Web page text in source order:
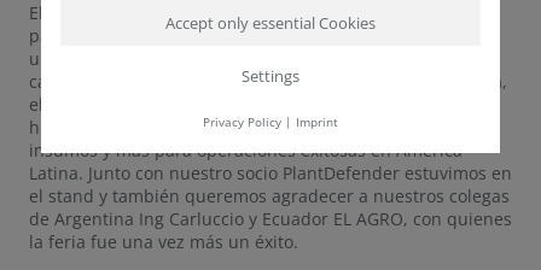
El Dr. Yasser Dergham estuvo en la feria Hortitec en Brasil
para Humintech del 22 al 24 de junio de 2022. Hortitec es
una feria internacional de producción de alimentos y su
cartera abarca desde la pesca, la agricultura, la ganadería,
el cultivo de hortalizas y frutas, la floricultura hasta la
horticultura. Cada año, muestra equipos, tecnologías,
insumos y más para operaciones exitosas en América
Latina. Junto con nuestro socio PlantDefender estuvimos en
el stand y también queremos agradecer a nuestros colegas
de Argentina Ing Carluccio y Ecuador EL AGRO, con quienes
la feria fue una vez más un éxito.
Accept only essential Cookies
Settings
Privacy Policy| Imprint